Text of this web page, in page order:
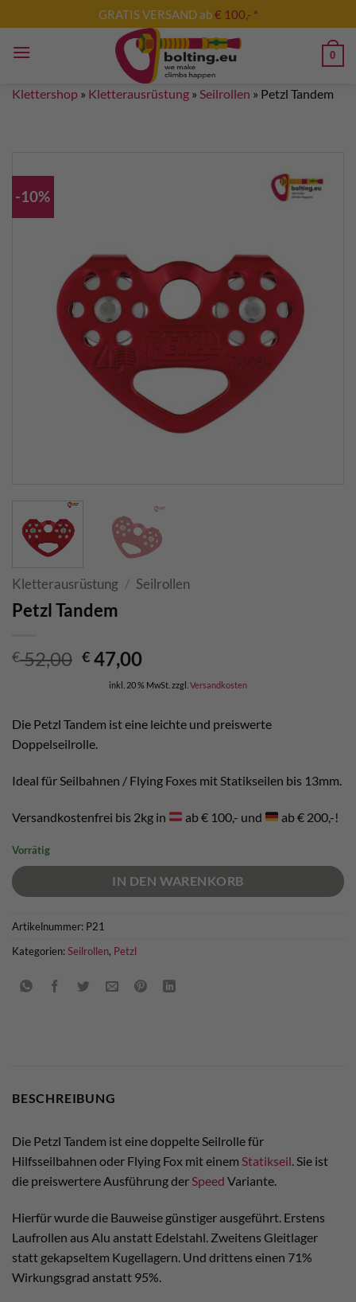
Inhalt
springen
GRATIS VERSAND ab€ 100,- *
0
Klettershop » Kletterausrüstung » Seilrollen » Petzl Tandem
-10%
Kletterausrüstung / Seilrollen
Petzl Tandem
€52,00 Ursprünglicher
Preis
war:
€ 52,00
€ 47,00Aktueller
Preis
ist:
€ 47,00.
inkl. 20 % MwSt. zzgl. Versandkosten
Die Petzl Tandem ist eine leichte und preiswerte
Doppelseilrolle.
Ideal für Seilbahnen / Flying Foxes mit Statikseilen bis 13mm.
Versandkostenfrei bis 2kg in ab € 100,- und ab € 200,-!
Vorrätig
IN DEN WARENKORB
Artikelnummer: P21
Kategorien:Seilrollen, Petzl
BESCHREIBUNG
Die Petzl Tandem ist eine doppelte Seilrolle für
Hilfsseilbahnen oder Flying Fox mit einem Statikseil. Sie ist
die preiswertere Ausführung derSpeed Variante.
Hierfür wurde die Bauweise günstiger ausgeführt. Erstens
Laufrollen aus Alu anstatt Edelstahl. Zweitens Gleitlager
statt gekapseltem Kugellagern. Und drittens einen 71%
Wirkungsgrad anstatt 95%.